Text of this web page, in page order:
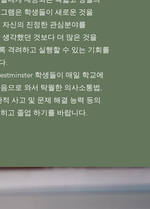
램은 학생들이 새로운 것을
자신의 진정한 관심분야를
생각했던 것보다 더 많은 것을
격려하고 실행할 수 있는 기회를
.
학생들이 매일 학교에
으로 와서 탁월한 의사소통법,
적 사고 및 문제 해결 능력 등의
고 졸업 하기를 바랍니다.